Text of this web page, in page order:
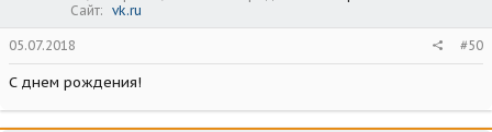
Сайт
vk.ru
05.07.2018 #50
С днем рождения!